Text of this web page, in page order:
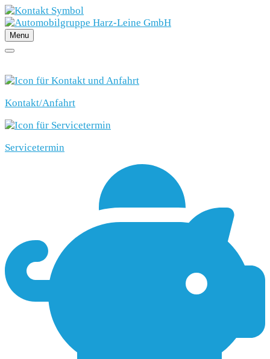
Menu
Kontakt/Anfahrt
Servicetermin